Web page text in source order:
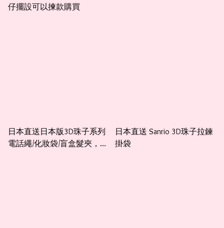
仔擺設可以揀款購買
日本直送日本版3D珠子系列
電話繩/化妝袋/盲盒髮夾，散
日本直送 Sanrio 3D珠子拉鍊
掛袋